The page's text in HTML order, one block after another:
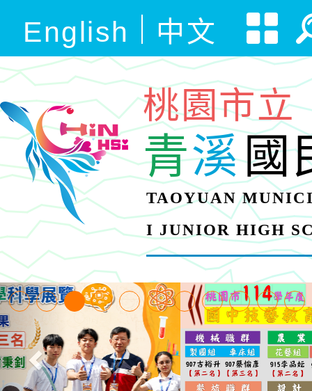
English 中文
桃園市立
青溪國
TAOYUAN
I JUNIOR HIGH
【甄選結果(第11招)】